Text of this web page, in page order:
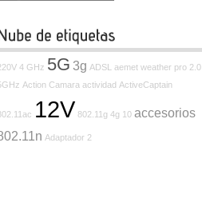
4 GHz 5G 3g ADSL aemet weather pro 2.0
Action Camara actividad ActiveCaptain
12V 802.11g 4g 10 accesorios
Adaptador 2